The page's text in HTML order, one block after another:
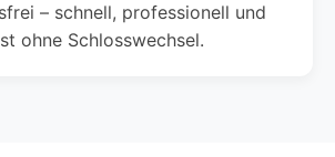
– schnell, professionell und
ohne Schlosswechsel.